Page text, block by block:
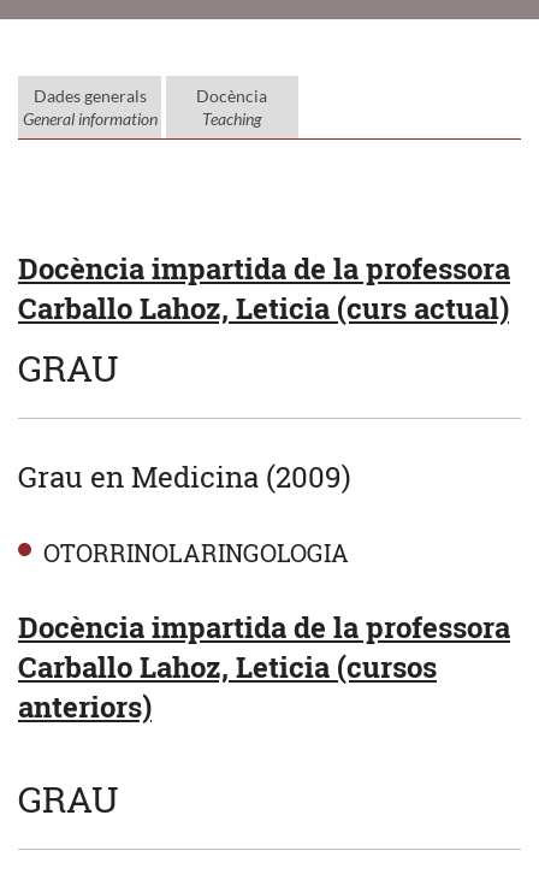
Dades generals
General information
Docència
Teaching
Docència impartida de la professora
Carballo Lahoz, Leticia (curs actual)
GRAU
Grau en Medicina (2009)
OTORRINOLARINGOLOGIA
Docència impartida de la professora
Carballo Lahoz, Leticia (cursos
anteriors)
GRAU